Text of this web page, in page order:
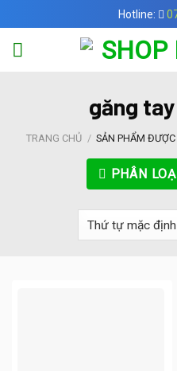
to
content
Hotline:
găng
TRANG CHỦ / SẢN PHẨM ĐƯỢC
PHÂN